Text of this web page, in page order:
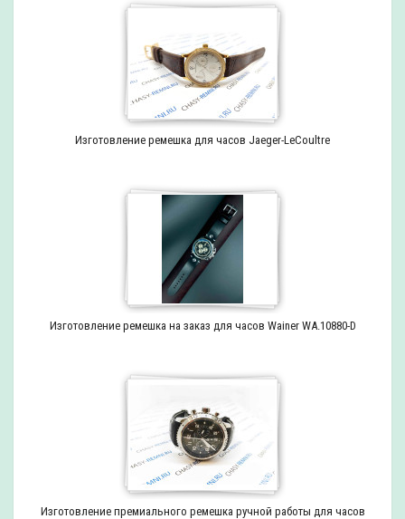
Изготовление ремешка для часов Jaeger-LeCoultre
Изготовление ремешка на заказ для часов Wainer WA.10880-D
Изготовление премиального ремешка ручной работы для часов